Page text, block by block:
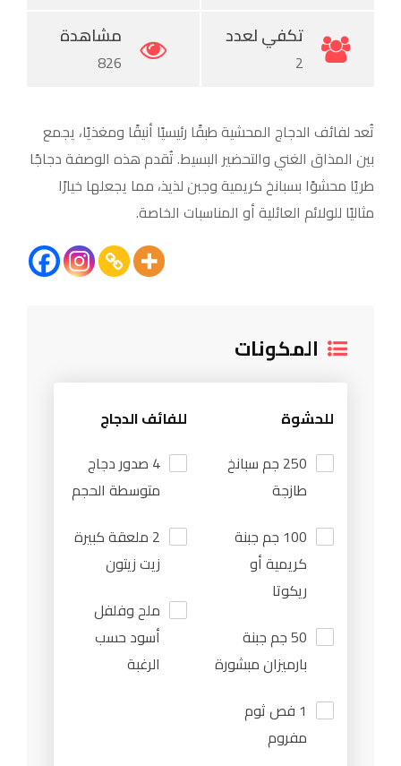
تكفي لعدد مشاهدة
826
تُعد لفائف الدجاج المحشية طبقًا رئيسيًا أنيقًا ومغذيًا، يجمع
بين المذاق الغني والتحضير البسيط. تُقدم هذه الوصفة دجاجًا
طريًا محشوًا بسبانخ كريمية وجبن لذيذ، مما يجعلها خيارًا
مثاليًا للولائم العائلية أو المناسبات الخاصة.
المكونات
للحشوة
250 جم سبانخ
طازجة
100 جم جبنة
كريمية أو
ريكوتا
50 جم جبنة
بارميزان مبشورة
1 فص ثوم
مفروم
للفائف الدجاج
4 صدور دجاج
متوسطة الحجم
2 ملعقة كبيرة
زيت زيتون
ملح وفلفل
أسود حسب
الرغبة